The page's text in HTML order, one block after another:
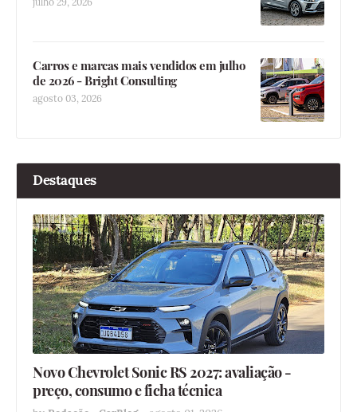
Carros e marcas mais vendidos em julho
de 2026 - Bright Consulting
agosto 03, 2026
Destaques
Novo Chevrolet Sonic RS 2027: avaliação -
preço, consumo e ficha técnica